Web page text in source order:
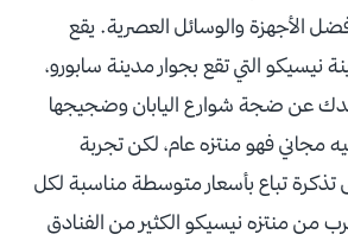
الأجهزة والوسائل العصرية. يقع
نيسيكو التي تقع بجوار مدينة سابورو،
عن ضجة شوارع اليابان وضجيجها
مجاني فهو منتزه عام، لكن تجربة
تذكرة تباع بأسعار متوسطة مناسبة لكل
من منتزه نيسيكو الكثير من الفنادق